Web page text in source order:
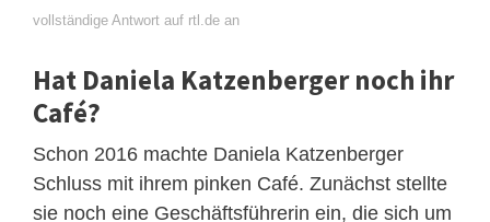
vollständige Antwort auf rtl.de an
Hat Daniela Katzenberger noch ihr
Café?
Schon 2016 machte Daniela Katzenberger
Schluss mit ihrem pinken Café. Zunächst stellte
sie noch eine Geschäftsführerin ein, die sich um